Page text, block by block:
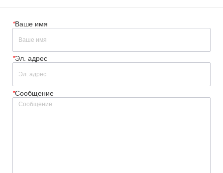
*Ваше имя
*Эл. адрес
*Сообщение